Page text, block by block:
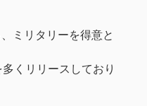
ミリタリーを得意と
くリリースしており